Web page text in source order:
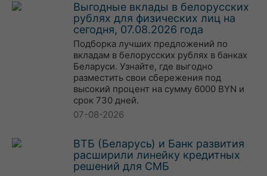
Выгодные вклады в белорусских
рублях для физических лиц на
сегодня, 07.08.2026 года
Подборка лучших предложений по
вкладам в белорусских рублях в банках
Беларуси. Узнайте, где выгодно
разместить свои сбережения под
высокий процент на сумму 6000 BYN и
срок 730 дней.
07-08-2026
ВТБ (Беларусь) и Банк развития
расширили линейку кредитных
решений для СМБ